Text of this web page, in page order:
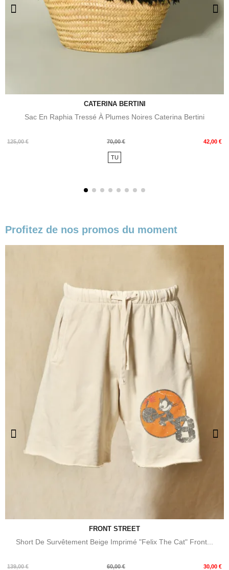
CATERINA BERTINI
Sac En Raphia Tressé À Plumes Noires Caterina Bertini
125,00 €
Prix
70,00 € 42,00 €
Prix
TU
Profitez de nos promos du moment
FRONT STREET
Short De Survêtement Beige Imprimé "Felix The Cat" Front...
139,00 €
Prix
60,00 € 30,00 €
Prix